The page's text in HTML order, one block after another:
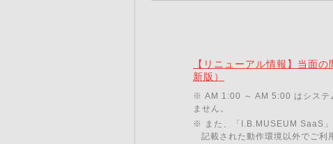
【リニューアル情報】当面
新版）
※ AM 1:00 ～ AM 5:00 はシステ
ません。
※ また、「I.B.MUSEUM SaaS」
記載された動作環境以外でご利